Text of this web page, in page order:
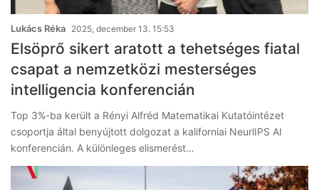
Lukács Réka 2025, december 13. 15:53
Elsöprő sikert aratott a tehetséges fiatal
csapat a nemzetközi mesterséges
intelligencia konferencián
Top 3%-ba került a Rényi Alfréd Matematikai Kutatóintézet
csoportja által benyújtott dolgozat a kaliforniai NeurlIPS AI
konferencián. A különleges elismerést…